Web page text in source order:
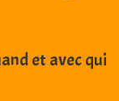
et avec qui